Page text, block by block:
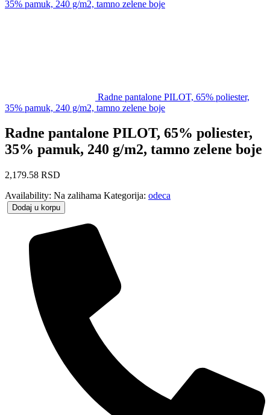
35% pamuk, 240 g/m2, tamno zelene boje
Radne pantalone PILOT, 65% poliester,
35% pamuk, 240 g/m2, tamno zelene boje
Radne pantalone PILOT, 65% poliester,
35% pamuk, 240 g/m2, tamno zelene boje
2,179.58 RSD
Availability: Na zalihama Kategorija: odeca
Dodaj u korpu